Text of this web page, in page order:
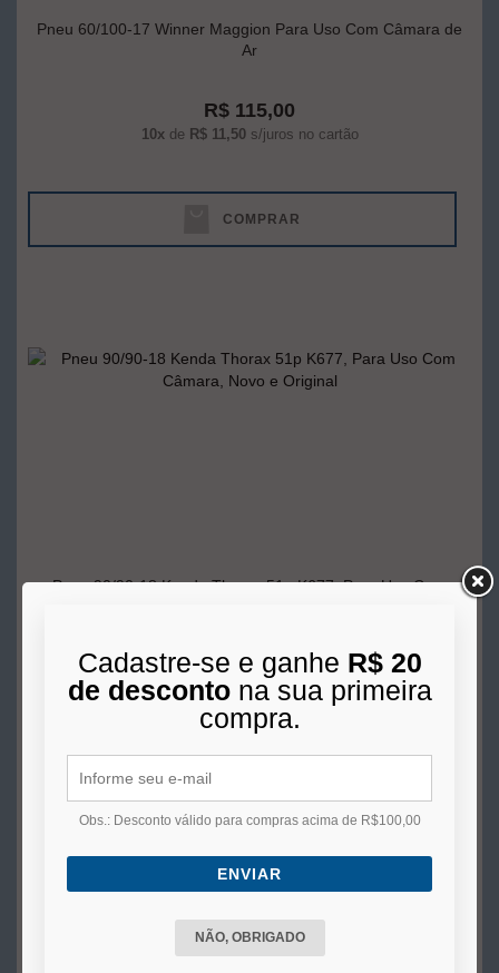
Pneu 60/100-17 Winner Maggion Para Uso Com Câmara de
Ar
R$ 115,00
10xde R$ 11,50s/juros no cartão
COMPRAR
Pneu 90/90-18 Kenda Thorax 51p K677, Para Uso Com
Indisponível
Cadastre-se e ganhe R$ 20
de descontona sua primeira
compra.
Obs.: Desconto válido para compras acima de R$100,00
ENVIAR
NÃO, OBRIGADO